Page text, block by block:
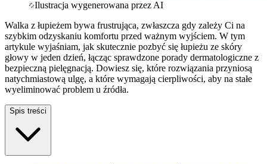
Ilustracja wygenerowana przez AI
Walka z łupieżem bywa frustrująca, zwłaszcza gdy zależy Ci na
szybkim odzyskaniu komfortu przed ważnym wyjściem. W tym
artykule wyjaśniam, jak skutecznie pozbyć się łupieżu ze skóry
głowy w jeden dzień, łącząc sprawdzone porady dermatologiczne z
bezpieczną pielęgnacją. Dowiesz się, które rozwiązania przyniosą
natychmiastową ulgę, a które wymagają cierpliwości, aby na stałe
wyeliminować problem u źródła.
Spis treści